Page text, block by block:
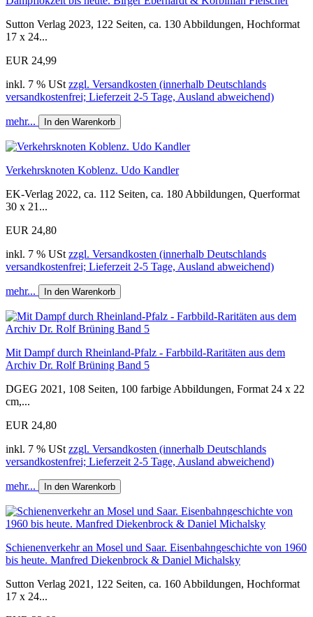
Sutton Verlag 2023, 122 Seiten, ca. 130 Abbildungen, Hochformat
17 x 24...
EUR 24,99
inkl. 7 % USt zzgl. Versandkosten (innerhalb Deutschlands
versandkostenfrei; Lieferzeit 2-5 Tage, Ausland abweichend)
mehr... In den Warenkorb
Verkehrsknoten Koblenz. Udo Kandler
EK-Verlag 2022, ca. 112 Seiten, ca. 180 Abbildungen, Querformat
30 x 21...
EUR 24,80
inkl. 7 % USt zzgl. Versandkosten (innerhalb Deutschlands
versandkostenfrei; Lieferzeit 2-5 Tage, Ausland abweichend)
mehr... In den Warenkorb
Mit Dampf durch Rheinland-Pfalz - Farbbild-Raritäten aus dem
Archiv Dr. Rolf Brüning Band 5
DGEG 2021, 108 Seiten, 100 farbige Abbildungen, Format 24 x 22
cm,...
EUR 24,80
inkl. 7 % USt zzgl. Versandkosten (innerhalb Deutschlands
versandkostenfrei; Lieferzeit 2-5 Tage, Ausland abweichend)
mehr... In den Warenkorb
Schienenverkehr an Mosel und Saar. Eisenbahngeschichte von 1960
bis heute. Manfred Diekenbrock & Daniel Michalsky
Sutton Verlag 2021, 122 Seiten, ca. 160 Abbildungen, Hochformat
17 x 24...